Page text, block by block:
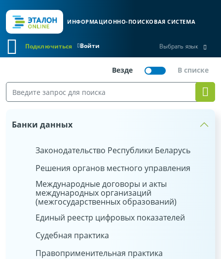
ИНФОРМАЦИОННО-ПОИСКОВАЯ СИСТЕМА
Войти
Подключиться Выбрать язык
Банки данных
Законодательство Республики Беларусь
Решения органов местного управления
Международные договоры и акты
международных организаций
(межгосударственных образований)
Единый реестр цифровых показателей
Судебная практика
Правоприменительная практика